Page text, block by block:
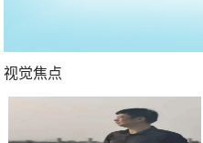
视觉焦点